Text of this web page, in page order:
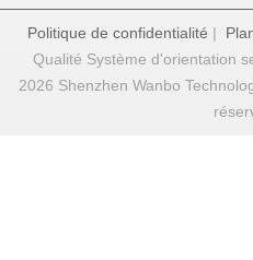
Politique de confidentialité |
Qualité Système d'orientation
2026 Shenzhen Wanbo